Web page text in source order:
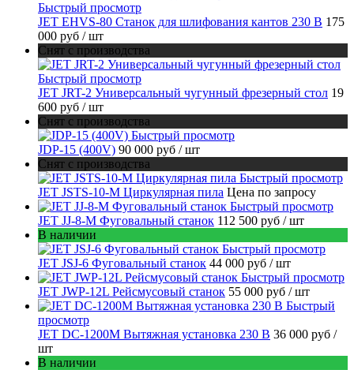
Быстрый просмотр
JET EHVS-80 Станок для шлифования кантов 230 В 175
000 руб / шт
Снят с производства
Быстрый просмотр
JET JRT-2 Универсальный чугунный фрезерный стол 19
600 руб / шт
Снят с производства
Быстрый просмотр
JDP-15 (400V) 90 000 руб / шт
Снят с производства
Быстрый просмотр
JET JSTS-10-M Циркулярная пила Цена по запросу
Быстрый просмотр
JET JJ-8-M Фуговальный станок 112 500 руб / шт
В наличии
Быстрый просмотр
JET JSJ-6 Фуговальный станок 44 000 руб / шт
Быстрый просмотр
JET JWP-12L Рейсмусовый станок 55 000 руб / шт
Быстрый
просмотр
JET DC-1200M Вытяжная установка 230 В 36 000 руб /
шт
В наличии